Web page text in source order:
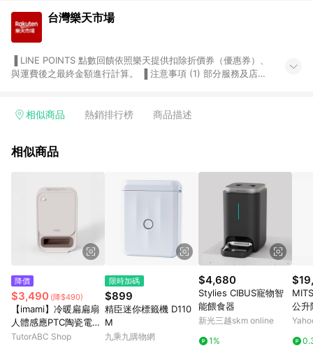
台灣樂天市場
與運費後之最終金額進行計算。 ▐ 注意事項 (1) 部分服務及店家
Smart mobile、神腦生活、JS巨盛、樂天KOBO電子書，請詳閱
台灣樂天市場，並在同一瀏覽器於24小時內結帳，才享有 LINE
市場 45 天內完成訂單出貨及結帳，則不符合贈點資格。 (4) 如
使用APP、或中途瀏覽比價網、回饋網、Google等其他網頁、或
由網頁版(電腦版/手機版網頁)切換為App都將會造成追蹤中斷而
平台，商品資料更新會有時間差，如顯示之商品規格、顏色、價
位、贈品與台灣樂天市場銷售網頁不符，以銷售網頁標示為準。
(6) 導購訂單已逾 365 天，根據台灣樂天回饋規定，逾期訂單將
點數回饋或點數回饋有爭議，台灣樂天市場保有更改條款與法律
追訴之權利，活動詳情以樂天市場網站公告為準。
相似商品 熱銷排行榜 商品描述
相似商品
降價
$3,490 (降$490)
【imami】冷暖扁扁扇
人體感應PTC陶瓷電暖
器冷暖風扇
TutorABC Shop
限時加碼
$899
精臣迷你標籤機 D110
M
九乘九購物網
$4,680
Stylies CIBUS寵物智
能餵食器
新光三越skm online
1%
公升
JX-